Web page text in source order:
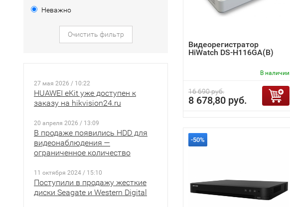
Неважно
Очистить фильтр
27 мая 2026 / 10:22
HUAWEI eKit уже доступен к
заказу на hikvision24.ru
20 апреля 2026 / 13:09
В продаже появились HDD для
видеонаблюдения —
ограниченное количество
11 октября 2024 / 15:10
Поступили в продажу жесткие
диски Seagate и Western Digital
Видеорегистратор
HiWatch DS-H116GA(B)
В наличии
16 690 руб.
8 678,80 руб.
-50%